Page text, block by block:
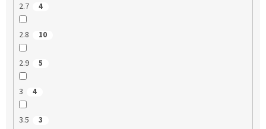
2.7 4
2.8 10
2.9 5
3 4
3.5 3